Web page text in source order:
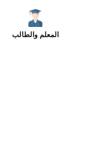
المعلم والطالب